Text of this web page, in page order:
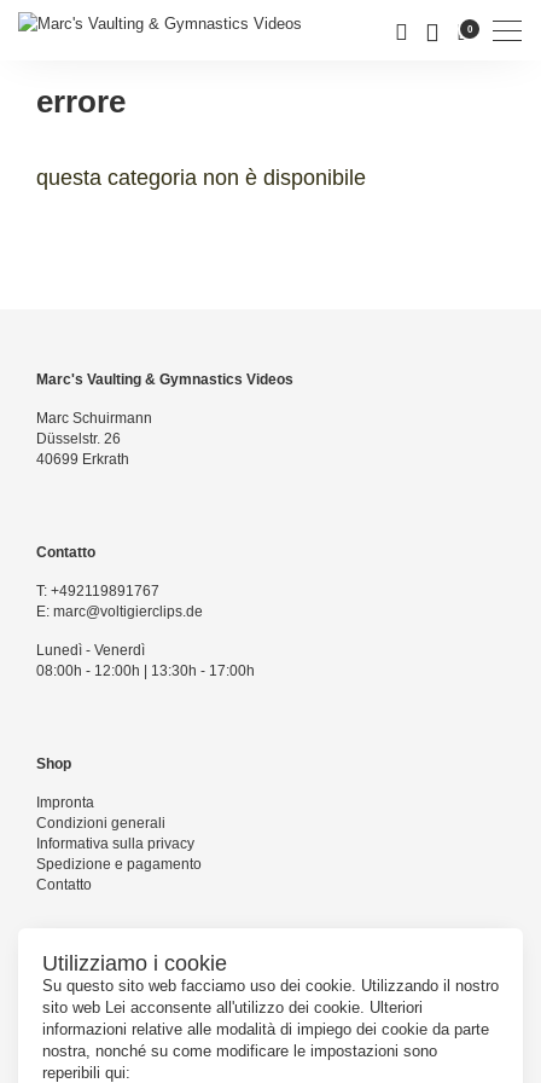
Utilizziamo i cookie
Su questo sito web facciamo uso dei cookie. Utilizzando il nostro
sito web Lei acconsente all'utilizzo dei cookie. Ulteriori
informazioni relative alle modalità di impiego dei cookie da parte
nostra, nonché su come modificare le impostazioni sono
reperibili qui:
0
errore
questa categoria non è disponibile
Marc's Vaulting & Gymnastics Videos
Marc Schuirmann
Düsselstr. 26
40699 Erkrath
Contatto
T: +492119891767
E: marc@voltigierclips.de
Lunedì - Venerdì
08:00h - 12:00h | 13:30h - 17:00h
Shop
Impronta
Condizioni generali
Informativa sulla privacy
Spedizione e pagamento
Contatto
Seguiteci